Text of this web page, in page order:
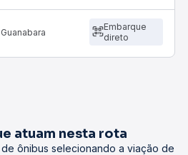
Embarque
direto
atuam nesta rota
ônibus selecionando a viação de